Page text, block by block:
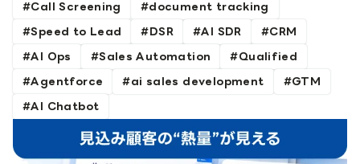
Call Screening document tracking
Speed to Lead DSR AI SDR CRM
AI Ops Sales Automation Qualified
Agentforce ai sales development GTM
AI Chatbot